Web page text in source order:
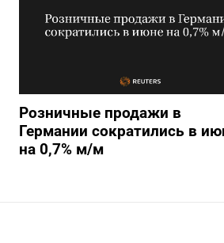
Розничные продажи в
Германии сократились в
на 0,7% м/м